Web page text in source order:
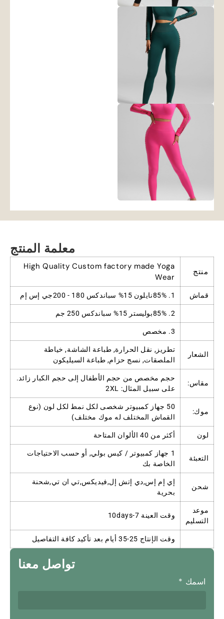
معلمة المنتج
منتج
High Quality Custom factory made Yoga
Wear
قماش 1. 85%نايلون 15% سباندكس 180 - 200جي إس إم
2. 85%بوليستر 15% سباندكس 250 جم
3. مخصص
الشعار
تطريز, نقل الحرارة, طباعة الشاشة, خياطة
الملصقات, نسج حزام, طباعة السيليكون
مقاس:
حجم مخصص من حجم الأطفال إلى حجم الكبار زائد.
على سبيل المثال: 2XL
موك:
50 جهاز كمبيوتر شخصى لكل نمط لكل لون (نوع
القماش المختلف له موك مختلف)
لون أكثر من 40 الألوان المتاحة
التعبئة
1 جهاز كمبيوتر / كيس بولي, أو حسب الاحتياجات
الخاصة بك
شحن
إي إم إس,دي إتش إل,فيديكس,تي ان تي,شحنة
بحرية
موعد
التسليم
وقت العينة 7-10days
وقت الإنتاج 25-35 أيام بعد تأكيد كافة التفاصيل
تواصل معنا
اسمك *